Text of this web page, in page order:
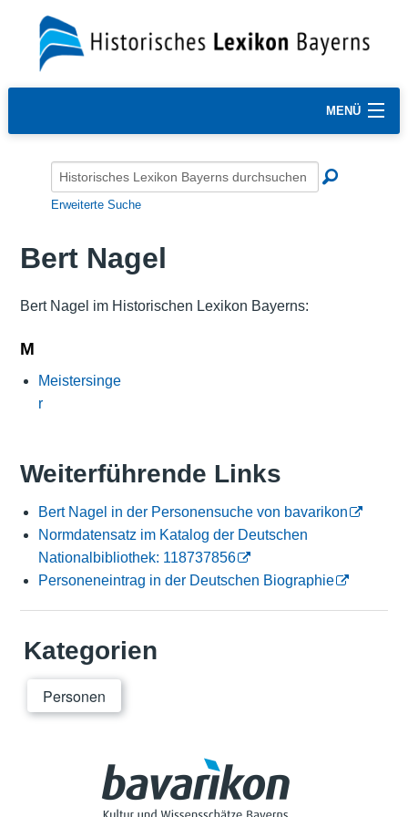
MENÜ
Erweiterte Suche
Bert Nagel
Bert Nagel im Historischen Lexikon Bayerns:
M
Meistersinge
r
Weiterführende Links
Bert Nagel in der Personensuche von bavarikon
Normdatensatz im Katalog der Deutschen
Nationalbibliothek: 118737856
Personeneintrag in der Deutschen Biographie
Kategorien
Personen